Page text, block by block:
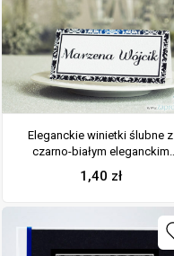
Eleganckie winietki ślubne z
czarno-białym eleganckim
damaskiem, umieszczonym
pod naklejonym motywem
1,40 zł